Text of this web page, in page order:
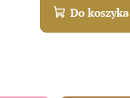
Do koszyka